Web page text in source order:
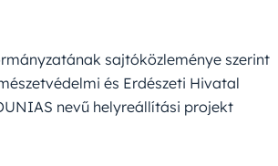
sajtóközleménye szerint
és Erdészeti Hivatal
nevű helyreállítási projekt